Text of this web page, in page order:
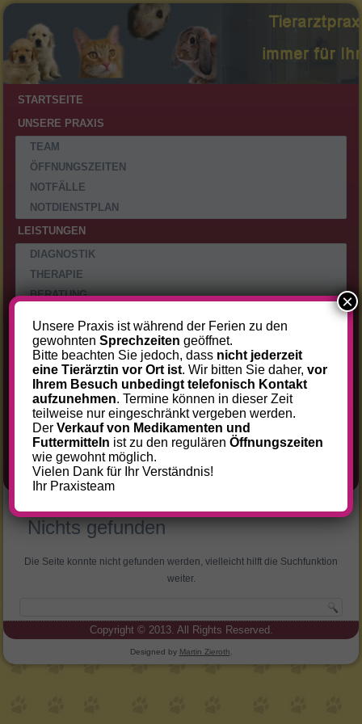
STARTSEITE
UNSERE PRAXIS
TEAM
ÖFFNUNGSZEITEN
NOTFÄLLE
NOTDIENSTPLAN
LEISTUNGEN
DIAGNOSTIK
THERAPIE
BERATUNG
GEBÜHREN
RUND UMS TIER
VERANSTALTUNGEN
KONTAKT
ANFAHRT
IMPRESSUM
DATENSCHUTZ
Nichts gefunden
Die Seite konnte nicht gefunden werden, vielleicht hilft die Suchfunktion
weiter.
Copyright © 2013. All Rights Reserved.
Designed by Martin Zieroth.
Unsere Praxis ist während der Ferien zu den
gewohnten Sprechzeiten geöffnet.
Bitte beachten Sie jedoch, dass nicht jederzeit
eine Tierärztin vor Ort ist. Wir bitten Sie daher, vor
Ihrem Besuch unbedingt telefonisch Kontakt
aufzunehmen. Termine können in dieser Zeit
teilweise nur eingeschränkt vergeben werden.
Der Verkauf von Medikamenten und
Futtermitteln ist zu den regulären Öffnungszeiten
wie gewohnt möglich.
Vielen Dank für Ihr Verständnis!
Ihr Praxisteam
×